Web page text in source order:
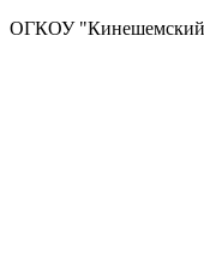
ОГКОУ "Кинешемский